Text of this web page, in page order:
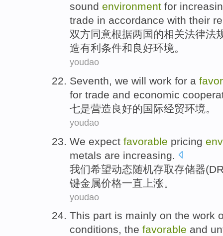
sound environment for
trade in accordance with their
双方同意根据两国的相关法律法
造有利 条件和 良好环境。
youdao
Seventh, we will work for a
for trade and economic
七是营造良好的国际经贸环境。
youdao
We expect favorable pricing
metals are increasing
我们希望动态随机存取存储器
键金属价格一直上涨。
youdao
This part is mainly on the work
conditions, the favorable and